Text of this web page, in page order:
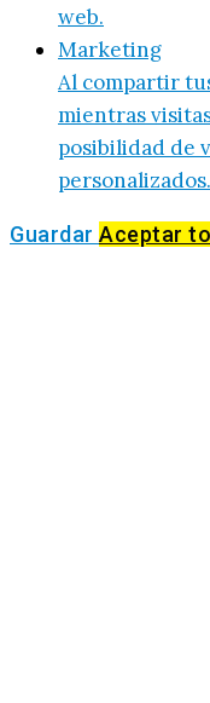
web.
Marketing
Al compartir
mientras
posibilidad de
personalizados.
Guardar Aceptar